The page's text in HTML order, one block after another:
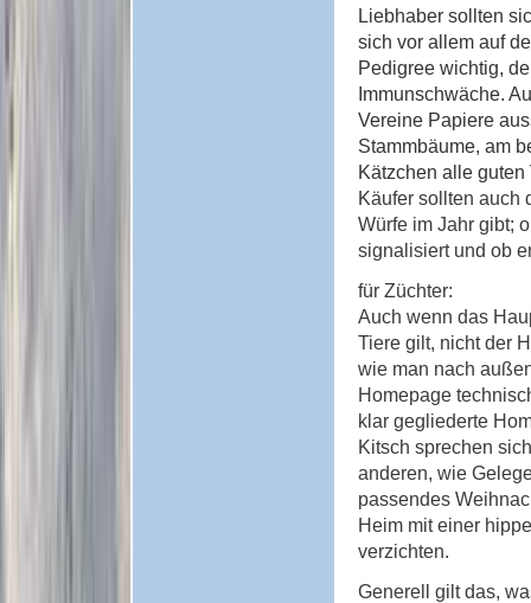
Liebhaber sollten
sich vor allem auf
Pedigree wichtig,
Immunschwäche.
Vereine Papiere
Stammbäume, am
Kätzchen alle
Käufer sollten auch
Würfe im Jahr gibt;
signalisiert und ob
für Züchter:
Auch wenn das
Tiere gilt, nicht der
wie man nach
Homepage
klar gegliederte
Kitsch sprechen
anderen, wie
passendes
Heim mit einer
verzichten.
Generell gilt das,